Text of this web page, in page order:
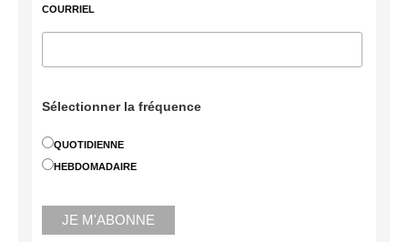
COURRIEL
Sélectionner la fréquence
QUOTIDIENNE
HEBDOMADAIRE